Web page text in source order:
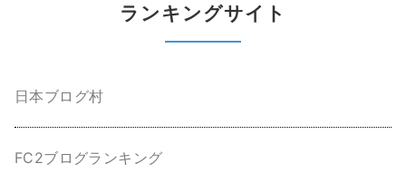
ランキングサイト
日本ブログ村
FC2ブログランキング